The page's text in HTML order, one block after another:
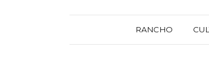
RANCHO